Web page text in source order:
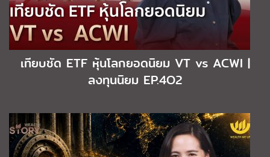
เทียบชัด ETF หุ้นโลกยอดนิยม VT vs ACWI |
ลงทุนนิยม EP.4O2